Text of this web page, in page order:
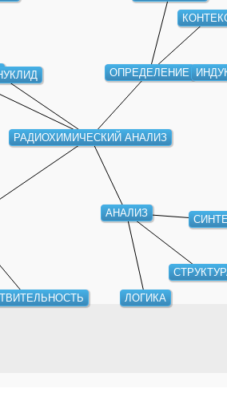
РАДИОХИМИЧЕСКИЙ АНАЛИЗ
ОПРЕДЕЛЕНИЕ
АНАЛИЗ
ЛОГИКА